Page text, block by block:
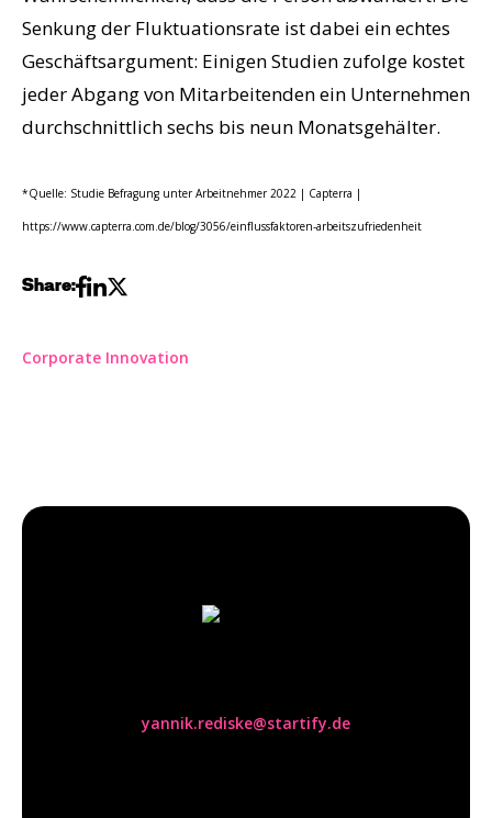
Senkung der Fluktuationsrate ist dabei ein echtes
Geschäftsargument: Einigen Studien zufolge kostet
jeder Abgang von Mitarbeitenden ein Unternehmen
durchschnittlich sechs bis neun Monatsgehälter.
*Quelle: Studie Befragung unter Arbeitnehmer 2022 | Capterra |
https://www.capterra.com.de/blog/3056/einflussfaktoren-arbeitszufriedenheit
Share:
Corporate Innovation
yannik.rediske@startify.de